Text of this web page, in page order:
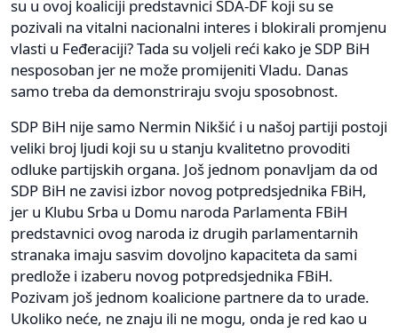
su u ovoj koaliciji predstavnici SDA-DF koji su se
pozivali na vitalni nacionalni interes i blokirali promjenu
vlasti u Feđeraciji? Tada su voljeli reći kako je SDP BiH
nesposoban jer ne može promijeniti Vladu. Danas
samo treba da demonstriraju svoju sposobnost.
SDP BiH nije samo Nermin Nikšić i u našoj partiji postoji
veliki broj ljudi koji su u stanju kvalitetno provoditi
odluke partijskih organa. Još jednom ponavljam da od
SDP BiH ne zavisi izbor novog potpredsjednika FBiH,
jer u Klubu Srba u Domu naroda Parlamenta FBiH
predstavnici ovog naroda iz drugih parlamentarnih
stranaka imaju sasvim dovoljno kapaciteta da sami
predlože i izaberu novog potpredsjednika FBiH.
Pozivam još jednom koalicione partnere da to urade.
Ukoliko neće, ne znaju ili ne mogu, onda je red kao u